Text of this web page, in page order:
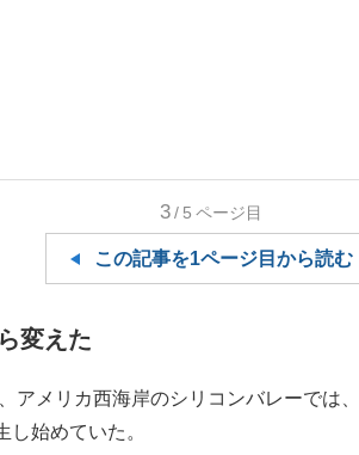
って…」サッカー日本代表・森保一監督...
3/5 ページ目
この記事を1ページ目から読む
変えた
アメリカ西海岸のシリコンバレーでは
し始めていた。